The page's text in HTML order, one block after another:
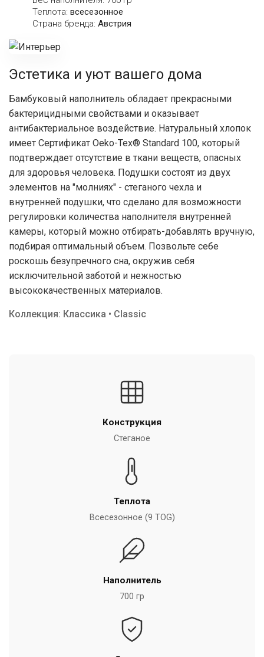
Теплота: всесезонное
Страна бренда: Австрия
Эстетика и уют вашего дома
Бамбуковый наполнитель обладает прекрасными
бактерицидными свойствами и оказывает
антибактериальное воздействие. Натуральный хлопок
имеет Сертификат Oeko-Tex® Standard 100, который
подтверждает отсутствие в ткани веществ, опасных
для здоровья человека. Подушки состоят из двух
элементов на "молниях" - стеганого чехла и
внутренней подушки, что сделано для возможности
регулировки количества наполнителя внутренней
камеры, который можно отбирать-добавлять вручную,
подбирая оптимальный объем. Позвольте себе
роскошь безупречного сна, окружив себя
исключительной заботой и нежностью
высококачественных материалов.
Коллекция: Классика • Classic
Конструкция
Стеганое
Теплота
Всесезонное (9 TOG)
Наполнитель
700 гр